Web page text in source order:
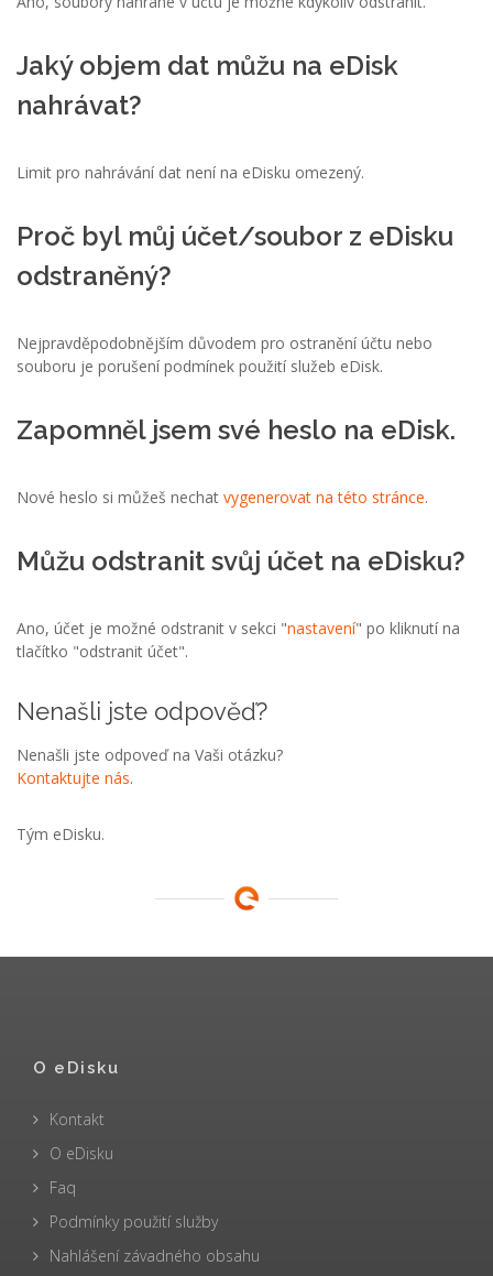
Jaký objem dat můžu na eDisk
nahrávat?
Limit pro nahrávání dat není na eDisku omezený.
Proč byl můj účet/soubor z eDisku
odstraněný?
Nejpravděpodobnějším důvodem pro ostranění účtu nebo
souboru je porušení podmínek použití služeb eDisk.
Zapomněl jsem své heslo na eDisk.
Nové heslo si můžeš nechat vygenerovat na této stránce.
Můžu odstranit svůj účet na eDisku?
Ano, účet je možné odstranit v sekci "nastavení" po kliknutí na
tlačítko "odstranit účet".
Nenašli jste odpověď?
Nenašli jste odpoveď na Vaši otázku?
Kontaktujte nás.
Tým eDisku.
O eDisku
Kontakt
O eDisku
Faq
Podmínky použití služby
Nahlášení závadného obsahu